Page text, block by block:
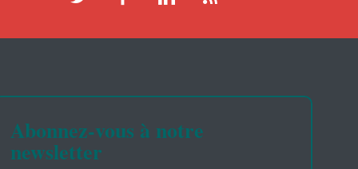
Abonnez-vous à notre
newsletter